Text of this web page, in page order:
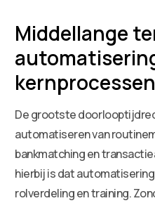
Middellange
kernprocessen
De grootste
automatiseren van
bankmatching en
hierbij is dat
rolverdeling en training.